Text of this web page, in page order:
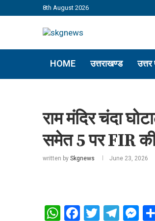
8th August 2026
HOME उत्तराखण्ड
राम मंदिर चंदा
समेत 5 पर FIR की
written by Skgnews June 23, 2026
WhatsApp
Facebook
Twitter